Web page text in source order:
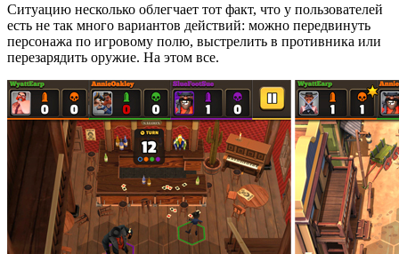
Ситуацию несколько облегчает тот факт, что у пользователей
есть не так много вариантов действий: можно передвинуть
персонажа по игровому полю, выстрелить в противника или
перезарядить оружие. На этом все.